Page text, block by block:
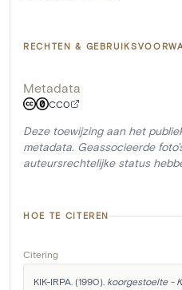
RECHTEN &
Metadata
CC0
Deze toewijzing aan het
metadata. Geassocieerde
auteursrechtelijke status
HOE TE CITEREN
Citering
KIK-IRPA. (1990). koorgestoelte -